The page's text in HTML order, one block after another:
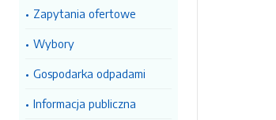
Zapytania ofertowe
Wybory
Gospodarka odpadami
Informacja publiczna